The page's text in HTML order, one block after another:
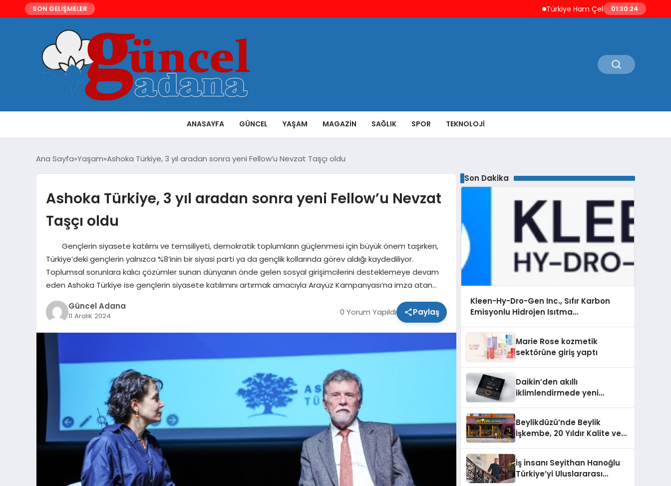
SON GELİŞMELER Türkiye Ham Çelik Üretimi Yüzde 8,1 Artışla
01:30:26
ANASAYFA GÜNCEL YAŞAM MAGAZIN SAĞLIK SPOR TEKNOLOJI
Ana Sayfa Yaşam Ashoka Türkiye, 3 yıl aradan sonra yeni Fellow’u Nevzat Taşçı oldu
Ashoka Türkiye, 3 yıl aradan sonra yeni Fellow’u Nevzat
Taşçı oldu
Gençlerin siyasete katılımı ve temsiliyeti, demokratik toplumların güçlenmesi için büyük önem taşırken,
Türkiye’deki gençlerin yalnızca %8’inin bir siyasi parti ya da gençlik kollarında görev aldığı kaydediliyor.
Toplumsal sorunlara kalıcı çözümler sunan dünyanın önde gelen sosyal girişimcilerini desteklemeye devam
eden Ashoka Türkiye ise gençlerin siyasete katılımını artırmak amacıyla Arayüz Kampanyası’na imza atan…
Güncel Adana
11 Aralık 2024 0 Yorum Yapıldı Paylaş
Son Dakika
Kleen-Hy-Dro-Gen Inc., Sıfır Karbon
Emisyonlu Hidrojen Isıtma
Onaylarını Aldı
Marie Rose kozmetik
sektörüne giriş yaptı
Daikin’den akıllı
iklimlendirmede yeni
Beylikdüzü’nde Beylik
İşkembe, 20 Yıldır Kalite ve
İş İnsanı Seyithan Hanoğlu
Türkiye’yi Uluslararası